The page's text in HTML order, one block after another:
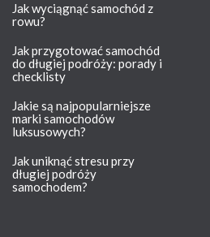
Jak wyciągnąć samochód z
rowu?
Jak przygotować samochód
do długiej podróży: porady i
checklisty
Jakie są najpopularniejsze
marki samochodów
luksusowych?
Jak uniknąć stresu przy
długiej podróży
samochodem?